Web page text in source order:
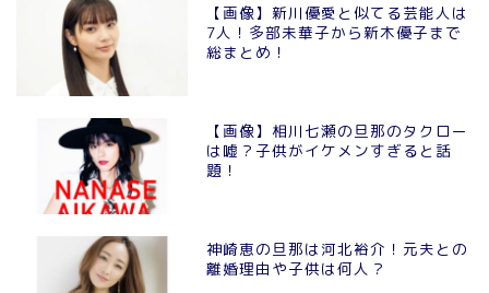
【画像】新川優愛と似てる芸能人は
7人！多部未華子から新木優子まで
総まとめ！
【画像】相川七瀬の旦那のタクロー
は嘘？子供がイケメンすぎると話
題！
神崎恵の旦那は河北裕介！元夫との
離婚理由や子供は何人？